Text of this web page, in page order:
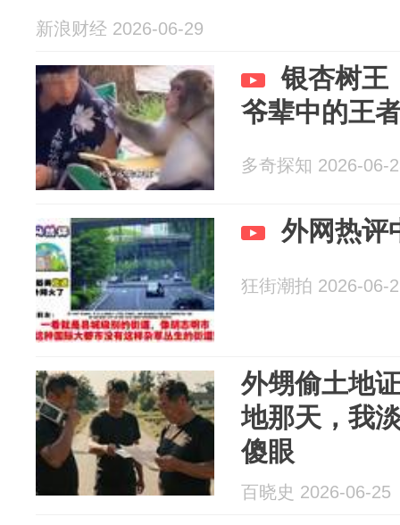
新浪财经 2026-06-29
银杏树王
爷辈中的王
多奇探知 2026-06-
外网热评
狂街潮拍 2026-06-
外甥偷土地
地那天，我
傻眼
百晓史 2026-06-25